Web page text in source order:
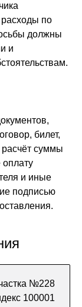
по
должны
и
билет,
расчёт суммы
и иные
подписью
№228
100001